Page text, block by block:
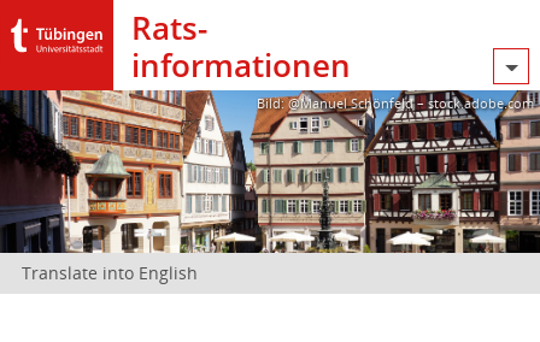
Rats­
informationen
Bild: @Manuel Schönfeld – stock.adobe.com
Translate into English